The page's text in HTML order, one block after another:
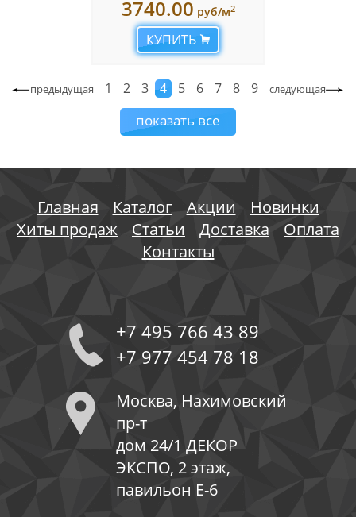
3740.00 руб/м2
КУПИТЬ
предыдущая 1 2 3 4 5 6 7 8 9 следующая
показать все
Главная Каталог Акции
Новинки
Хиты продаж
Статьи Доставка
Оплата
Контакты
+7 495 766 43 89
+7 977 454 78 18
Москва, Нахимовский
пр-т
дом 24/1 ДЕКОР
ЭКСПО, 2 этаж,
павильон Е-6